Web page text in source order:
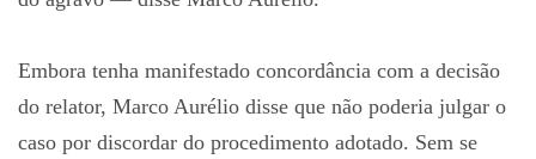
Embora tenha manifestado concordância com a decisão
do relator, Marco Aurélio disse que não poderia julgar o
caso por discordar do procedimento adotado. Sem se